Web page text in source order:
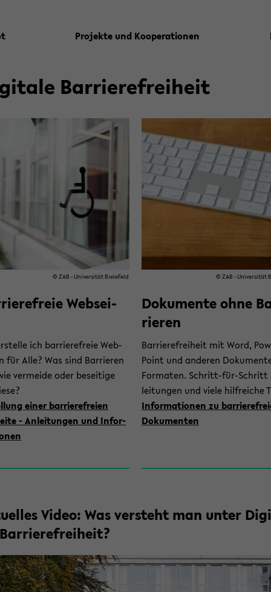
Pro­jek­te und Ko­ope­ra­tio­nen
Bar­rie­re­frei­heit
© ZAB - Uni­ver­si­tät Bie­le­feld
Web­sei­
ich bar­rie­re­freie Web­
für Alle? Was sind Bar­rie­ren
ver­mei­de oder be­sei­ti­ge
einer bar­rie­re­frei­en
- An­lei­tun­gen und In­for­
© ZAB - Uni­ver­si­tät
Do­ku­men­te ohne
rie­ren
Bar­rie­re­frei­heit mit Word,
Point und an­de­ren
Formaten. Schritt-​für-
lei­tun­gen und viele hilf­rei­che
In­for­ma­tio­nen zu
Do­ku­men­ten
Video: Was ver­steht man unter